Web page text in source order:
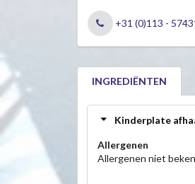
+31 (0)113 -
INGREDIËNTEN
Kinderplate
Allergenen
Allergenen niet